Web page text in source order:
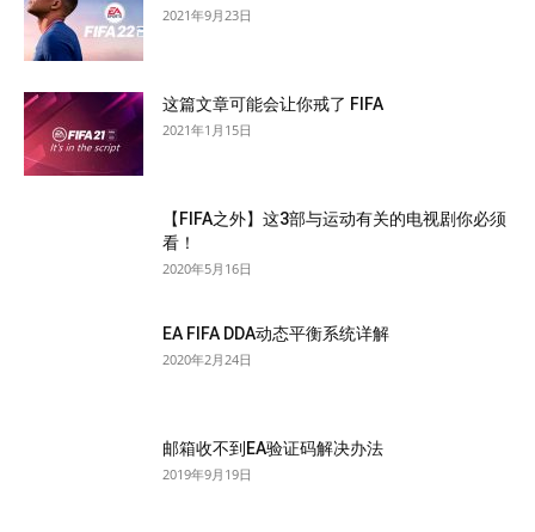
2021年9月23日
这篇文章可能会让你戒了 FIFA
2021年1月15日
【FIFA之外】这3部与运动有关的电视剧你必须
看！
2020年5月16日
EA FIFA DDA动态平衡系统详解
2020年2月24日
邮箱收不到EA验证码解决办法
2019年9月19日